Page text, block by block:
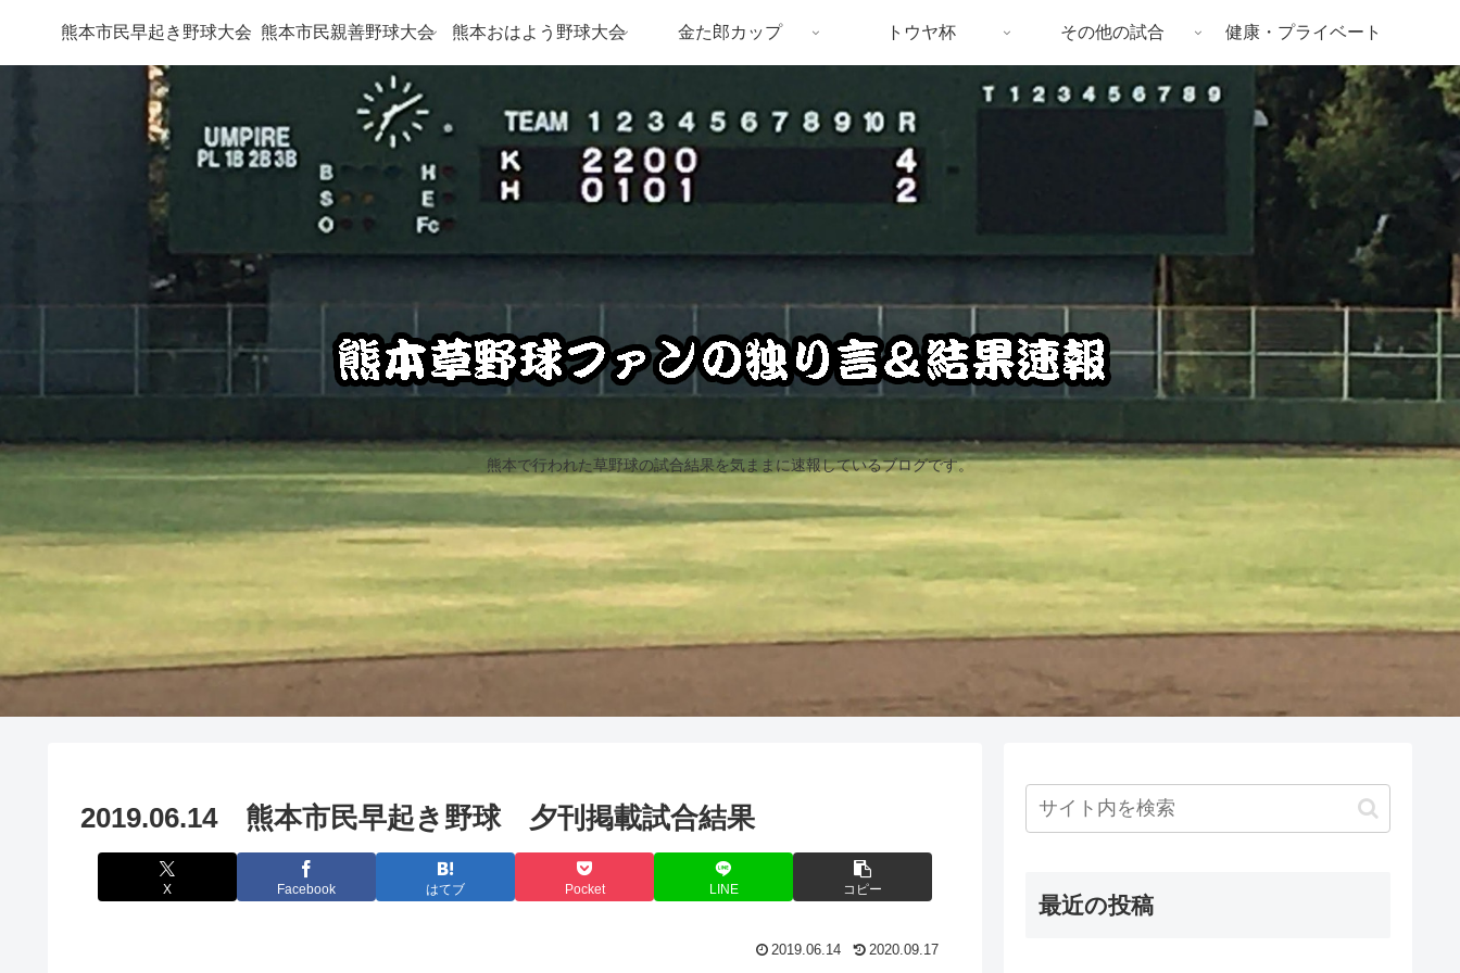
熊本で行われた草野球の試合結果を気ままに速報しているブログです。
熊本市民早起き野球大会 熊本市民親善野球大会 熊本おはよう野球大会 金た郎カップ トウヤ杯 その他の試合 健康・プライベート
2019.06.14 熊本市民早起き野球 夕刊掲載試合結果
X Facebook はてブ Pocket LINE コピー
2019.06.14 2020.09.17
最近の投稿